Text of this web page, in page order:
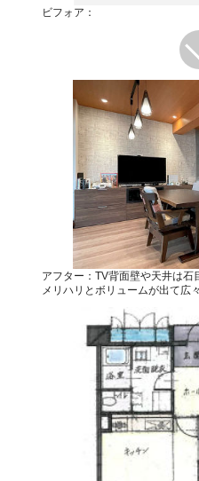
ビフォア：
アフター：TV背面壁や天井は
メリハリとボリュームが出て広